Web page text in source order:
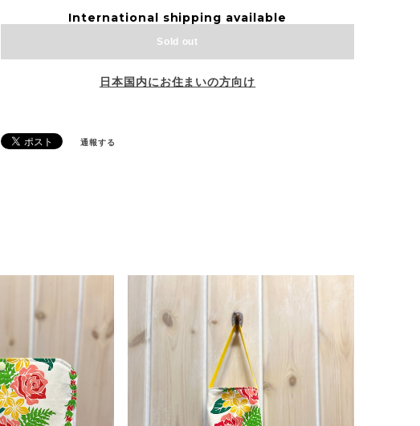
International shipping available
Sold out
日本国内にお住まいの方向け
通報する